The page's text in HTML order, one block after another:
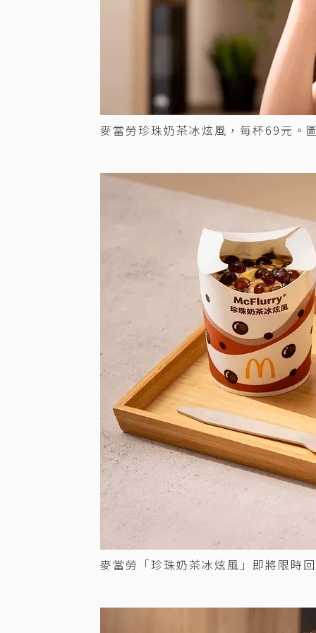
麥當勞珍珠奶茶冰炫風，每杯69元。
麥當勞「珍珠奶茶冰炫風」即將限時